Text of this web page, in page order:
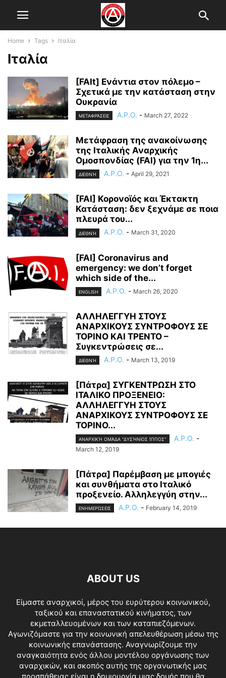
Home Tags Ιταλία
Ιταλία
[FAIt] Ενάντια στον πόλεμο –
Σχετικά με την κατάσταση στην
Ουκρανία
ΜΕΤΑΦΡΆΣΕΙΣ A.P.O. - March 27, 2022
Μετάφραση της ανακοίνωσης
της Ιταλικής Αναρχικής
Ομοσπονδίας (FAI) για την 1η...
ΔΙΕΘΝΉ A.P.O. - April 29, 2021
[FAI] Κορονοϊός και Έκτακτη
Κατάσταση: δεν ξεχνάμε σε ποια
πλευρά του...
ΔΙΕΘΝΉ A.P.O. - March 31, 2020
[FAI] Coronavirus and
emergency: we don’t forget
which side of the...
ENGLISH A.P.O. - March 26, 2020
ΑΛΛΗΛΕΓΓΥΗ ΣΤΟΥΣ
ΑΝΑΡΧΙΚΟΥΣ ΣΥΝΤΡΟΦΟΥΣ ΣΕ
ΤΟΡΙΝΟ ΚΑΙ ΤΡΕΝΤΟ –
Συγκεντρώσεις σε...
ΔΙΕΘΝΉ A.P.O. - March 13, 2019
[Πάτρα] ΣΥΓΚΕΝΤΡΩΣΗ ΣΤΟ
ΙΤΑΛΙΚΟ ΠΡΟΞΕΝΕΙΟ:
ΑΛΛΗΛΕΓΓΥΗ ΣΤΟΥΣ
ΑΝΑΡΧΙΚΟΥΣ ΣΥΝΤΡΟΦΟΥΣ ΣΕ
ΤΟΡΙΝΟ...
ΑΝΑΡΧΙΚΉ ΟΜΆΔΑ "ΔΥΣΉΝΙΟΣ ΊΠΠΟΣ" A.P.O. -
March 12, 2019
[Πάτρα] Παρέμβαση με μπογιές
και συνθήματα στο Ιταλικό
προξενείο. Αλληλεγγύη στην...
ΕΝΗΜΕΡΏΣΕΙΣ A.P.O. - February 14, 2019
ABOUT US
Είμαστε αναρχικοί, μέρος του ευρύτερου κοινωνικού,
ταξικού και επαναστατικού κινήματος, των
εκμεταλλευομένων και των καταπιεζόμενων.
Αγωνιζόμαστε για την κοινωνική απελευθέρωση μέσω της
κοινωνικής επανάστασης. Αναγνωρίζουμε την
αναγκαιότητα ενός άλλου μοντέλου οργάνωσης των
αναρχικών, και σκοπός αυτής της οργανωτικής μας